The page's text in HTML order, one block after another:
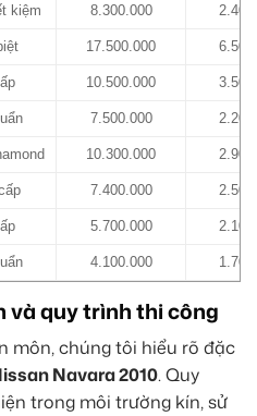
kiệm 8.300.000
17.500.000
10.500.000
7.500.000
10.300.000
7.400.000
5.700.000
4.100.000
và quy trình thi công
môn, chúng tôi hiểu rõ đặc
Navara 2010. Quy
trong môi trường kín, sử